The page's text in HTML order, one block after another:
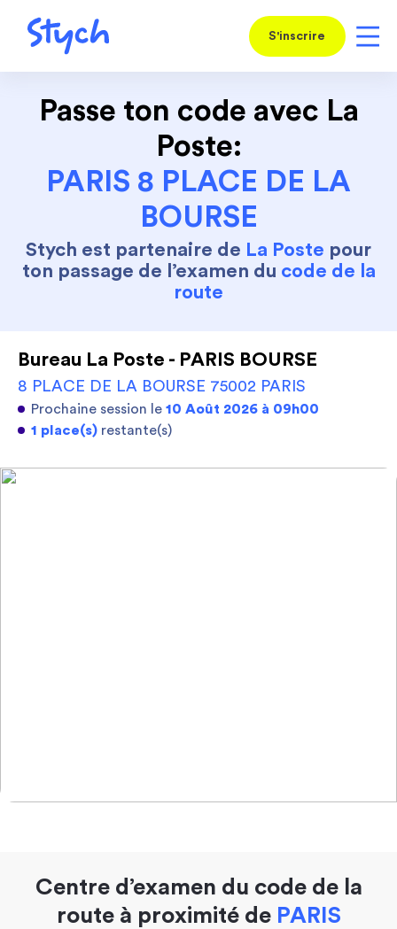
S'inscrire
Passe ton code avec La
Poste:
PARIS 8 PLACE DE LA
BOURSE
Stych est partenaire de La Poste pour
ton passage de l’examen du code de la
route
Bureau La Poste - PARIS BOURSE
8 PLACE DE LA BOURSE 75002 PARIS
Prochaine session le 10 Août 2026 à 09h00
1 place(s) restante(s)
Centre d’examen du code de la
route à proximité de PARIS